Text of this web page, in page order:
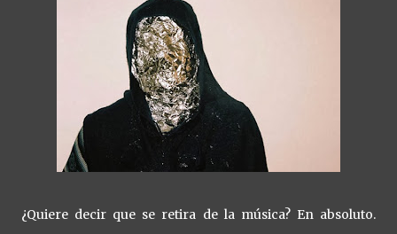
¿Quiere decir que se retira de la música? En absoluto.